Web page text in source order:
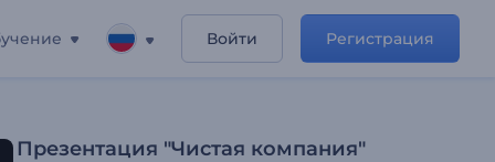
Войти Регистрация
Презентация "Чистая компания"